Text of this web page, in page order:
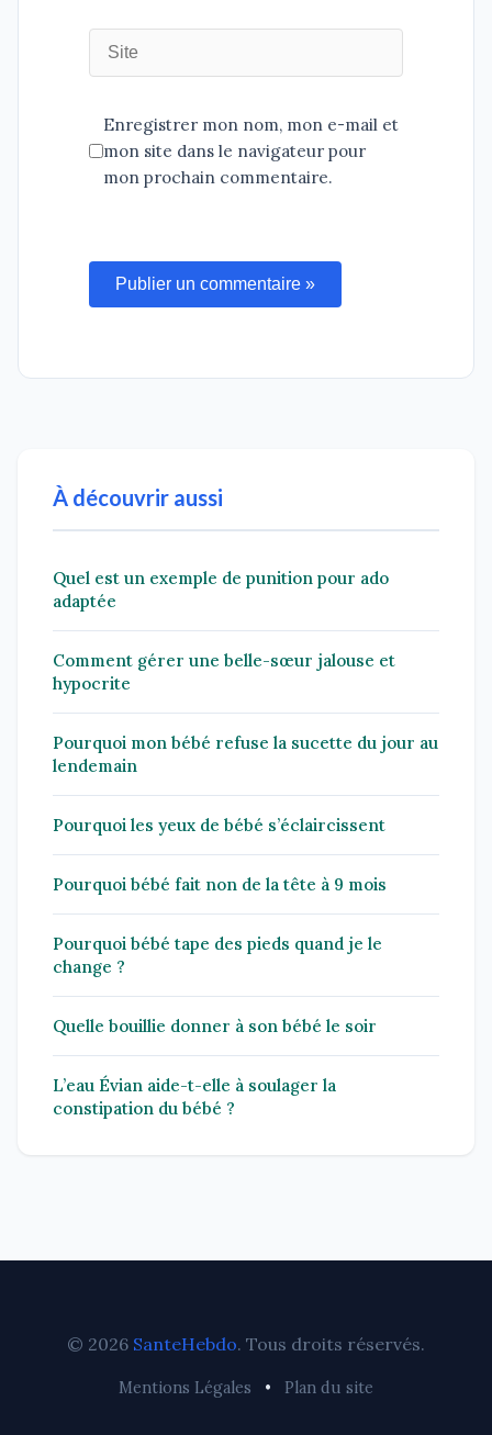
Enregistrer mon nom, mon e-mail et
mon site dans le navigateur pour
mon prochain commentaire.
Publier un commentaire »
À découvrir aussi
Quel est un exemple de punition pour ado
adaptée
Comment gérer une belle-sœur jalouse et
hypocrite
Pourquoi mon bébé refuse la sucette du jour au
lendemain
Pourquoi les yeux de bébé s’éclaircissent
Pourquoi bébé fait non de la tête à 9 mois
Pourquoi bébé tape des pieds quand je le
change ?
Quelle bouillie donner à son bébé le soir
L’eau Évian aide-t-elle à soulager la
constipation du bébé ?
© 2026 SanteHebdo. Tous droits réservés.
Mentions Légales • Plan du site